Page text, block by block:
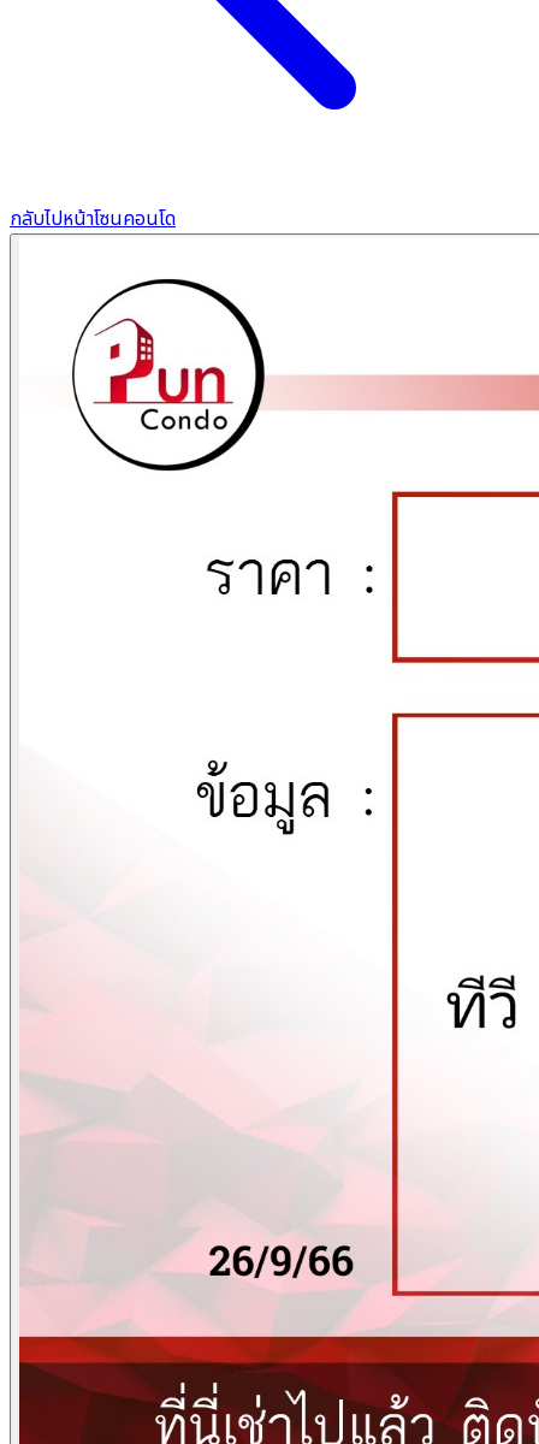
กลับไปหน้าโซนคอนโด